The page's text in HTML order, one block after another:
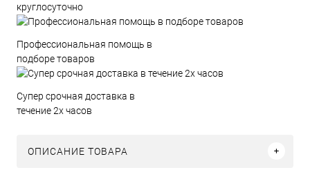
круглосуточно
Профессиональная помощь в
подборе товаров
Супер срочная доставка в
течение 2х часов
ОПИСАНИЕ ТОВАРА